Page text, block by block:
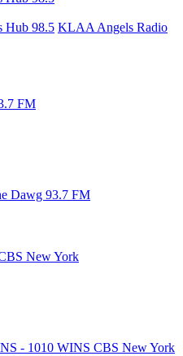
Hub 98.5 KLAA Angels Radio
FM
Dawg 93.7 FM
New York
- 1010 WINS CBS New York